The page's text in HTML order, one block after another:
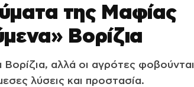
της Μαφίας
Βορίζια
αλλά οι αγρότες φοβούνται
λύσεις και προστασία.